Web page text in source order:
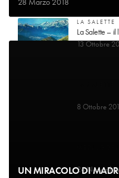
UN MIRACOLO DI
LA SALETTE
La Salette – il
13 Ottobre
Guarigione
8 Ottobre
26